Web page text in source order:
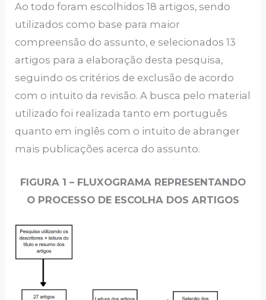
Ao todo foram escolhidos 18 artigos, sendo
utilizados como base para maior
compreensão do assunto, e selecionados 13
artigos para a elaboração desta pesquisa,
seguindo os critérios de exclusão de acordo
com o intuito da revisão. A busca pelo material
utilizado foi realizada tanto em português
quanto em inglês com o intuito de abranger
mais publicações acerca do assunto.
FIGURA 1 – FLUXOGRAMA REPRESENTANDO
O PROCESSO DE ESCOLHA DOS ARTIGOS